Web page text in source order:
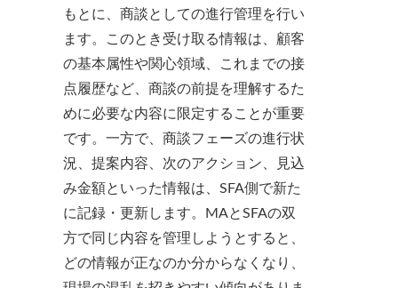
もとに、商談としての進行管理を行い
ます。このとき受け取る情報は、顧客
の基本属性や関心領域、これまでの接
点履歴など、商談の前提を理解するた
めに必要な内容に限定することが重要
です。一方で、商談フェーズの進行状
況、提案内容、次のアクション、見込
み金額といった情報は、SFA側で新た
に記録・更新します。MAとSFAの双
方で同じ内容を管理しようとすると、
どの情報が正なのか分からなくなり、